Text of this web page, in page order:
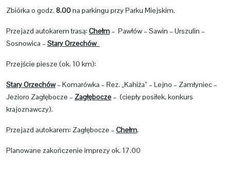
Zbiórka o godz. 8.00na parkingu przy Parku Miejskim.
Przejazd autokarem trasą: Chełm – Pawłów – Sawin – Urszulin –
Sosnowica – Stary Orzechów
Przejście piesze (ok. 10 km):
Stary Orzechów– Komarówka – Rez. „Kahiża” – Lejno – Zamłyniec –
Jezioro Zagłębocze – Zagłębocze – (ciepły posiłek, konkurs
krajoznawczy).
Przejazd autokarem: Zagłębocze – Chełm.
Planowane zakończenie imprezy ok. 17.00